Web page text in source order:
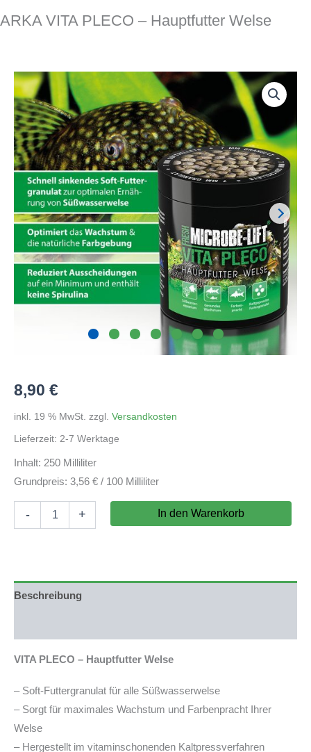
ARKA VITA PLECO – Hauptfutter Welse
8,90 €
inkl. 19 % MwSt. zzgl. Versandkosten
Lieferzeit: 2-7 Werktage
Inhalt: 250 Milliliter
Grundpreis: 3,56 € / 100 Milliliter
-
Menge
+ In den Warenkorb
Beschreibung
VITA PLECO – Hauptfutter Welse
– Soft-Futtergranulat für alle Süßwasserwelse
– Sorgt für maximales Wachstum und Farbenpracht Ihrer
Welse
– Hergestellt im vitaminschonenden Kaltpressverfahren